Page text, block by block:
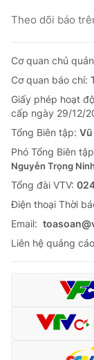
Theo dõi báo
Cơ quan chủ
Cơ quan báo chí:
Giấy phép hoạt
cấp ngày 29/12/
Tổng Biên tập:
Phó Tổng Biên
Nguyễn Trọng Ninh
Tổng đài VTV:
Ðiện thoại Thời
Email:
Liên hệ quảng